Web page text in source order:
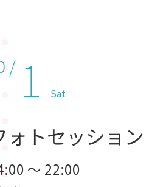
/ 1 Sat
ォトセッション
～ 22:00